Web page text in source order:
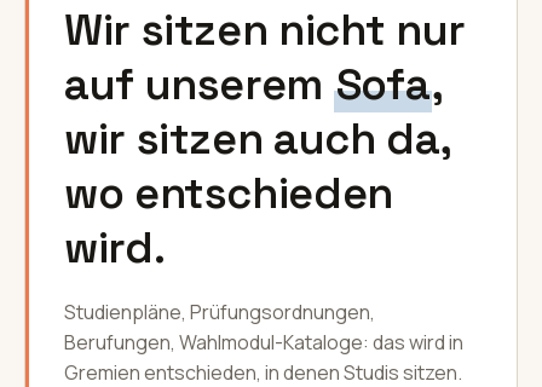
Wir sitzen nicht nur
auf unserem Sofa,
wir sitzen auch da,
wo entschieden
wird.
Studienpläne, Prüfungsordnungen,
Berufungen, Wahlmodul-Kataloge: das wird in
Gremien entschieden, in denen Studis sitzen.